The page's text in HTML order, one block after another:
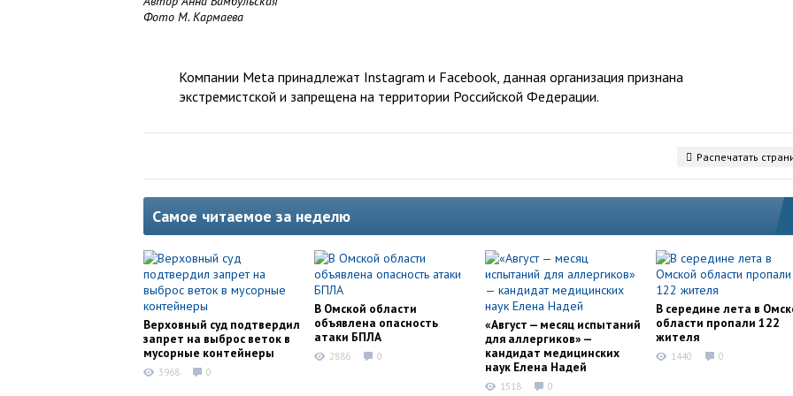
Фото М. Кармаева
Компании Meta принадлежат Instagram и Facebook, данная организация признана
экстремистской и запрещена на территории Российской Федерации.
Распечатать
Самое читаемое за неделю
Верховный суд подтвердил
запрет на выброс веток в
мусорные контейнеры
3968 0
В Омской области
объявлена опасность
атаки БПЛА
2886 0
«Август — месяц испытаний
для аллергиков» —
кандидат медицинских
наук Елена Надей
1518 0
В середине лета в
области пропали 122
жителя
1440 0